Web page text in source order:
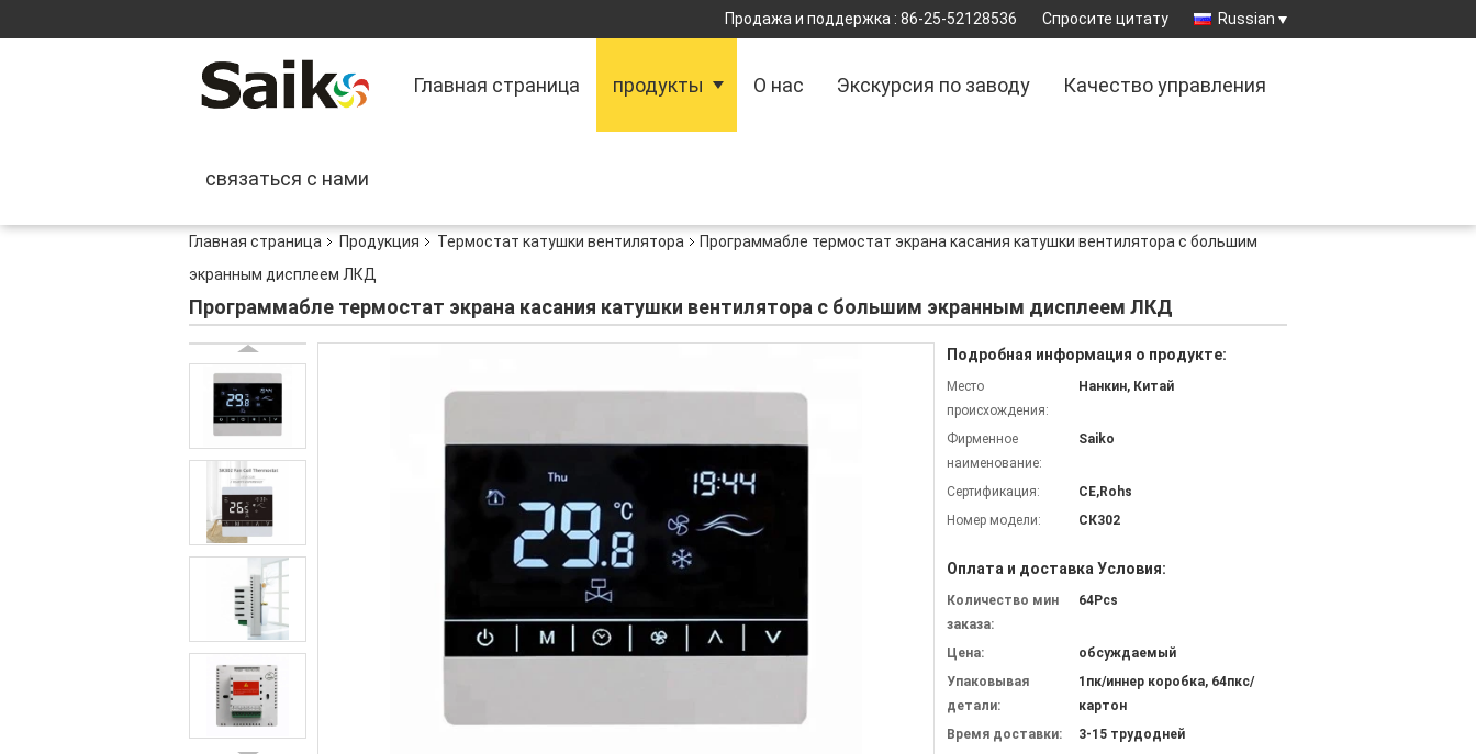
Продажа и поддержка : 86-25-52128536 Спросите цитату Russian
Главная страница продукты О нас Экскурсия по заводу Качество управления
связаться с нами
Главная страница Продукция Термостат катушки вентилятора
Программабле термостат экрана касания катушки вентилятора с большим
экранным дисплеем ЛКД
Программабле термостат экрана касания катушки вентилятора с большим экранным дисплеем ЛКД
Подробная информация о продукте:
Место
происхождения:
Нанкин, Китай
Фирменное
наименование:
Saiko
Сертификация:
CE,Rohs
Номер модели:
СК302
Оплата и доставка Условия:
Количество мин
заказа:
64Pcs
Цена:
обсуждаемый
Упаковывая
детали:
1пк/иннер коробка, 64пкс/
картон
Время доставки:
3-15 трудодней